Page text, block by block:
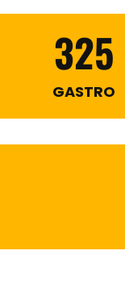
325
GASTRO